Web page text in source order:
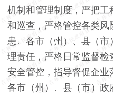
机制和管理制度，严把工
和巡查，严格管控各类风
患。各市（州）、县（
理责任，严格日常监督检
安全管控，指导督促企业
各市（州）、县（市）政